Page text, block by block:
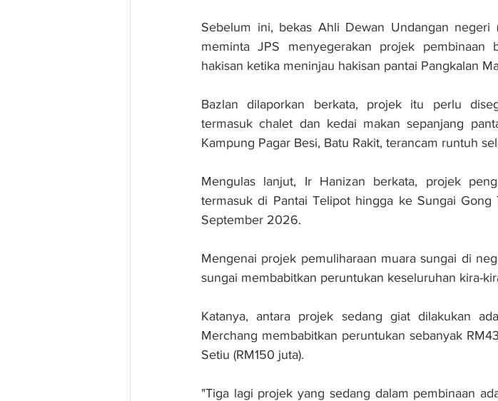
Sebelum ini, bekas Ahli Dewan Undangan negeri
meminta JPS menyegerakan projek
hakisan ketika meninjau hakisan pantai Pangkalan
Bazlan dilaporkan berkata, projek itu perlu
termasuk chalet dan kedai makan sepanjang
Kampung Pagar Besi, Batu Rakit, terancam runtuh
Mengulas lanjut, Ir Hanizan berkata, projek
termasuk di Pantai Telipot hingga ke Sungai
September 2026.
Mengenai projek pemuliharaan muara sungai di
sungai membabitkan peruntukan keseluruhan kira-
Katanya, antara projek sedang giat dilakukan
Merchang membabitkan peruntukan sebanyak
Setiu (RM150 juta).
"Tiga lagi projek yang sedang dalam pembinaan